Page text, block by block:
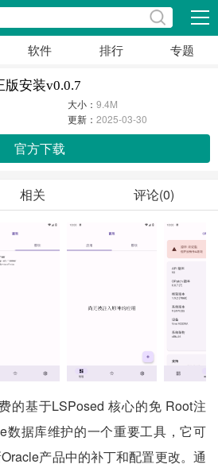
展开
软件 排行 专题
版安装v0.0.7
大小：9.4M
更新：2025-03-30
官方下载
相关 评论(0)
的基于LSPosed 核心的免 Root注
数据库维护的一个重要工具，它可
产品中的补丁和配置更改。通